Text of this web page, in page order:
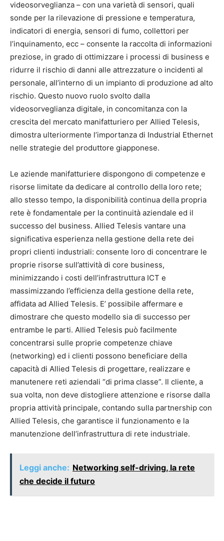
videosorveglianza – con una varietà di sensori, quali
sonde per la rilevazione di pressione e temperatura,
indicatori di energia, sensori di fumo, collettori per
l’inquinamento, ecc – consente la raccolta di informazioni
preziose, in grado di ottimizzare i processi di business e
ridurre il rischio di danni alle attrezzature o incidenti al
personale, all’interno di un impianto di produzione ad alto
rischio. Questo nuovo ruolo svolto dalla
videosorveglianza digitale, in concomitanza con la
crescita del mercato manifatturiero per Allied Telesis,
dimostra ulteriormente l’importanza di Industrial Ethernet
nelle strategie del produttore giapponese.
Le aziende manifatturiere dispongono di competenze e
risorse limitate da dedicare al controllo della loro rete;
allo stesso tempo, la disponibilità continua della propria
rete è fondamentale per la continuità aziendale ed il
successo del business. Allied Telesis vantare una
significativa esperienza nella gestione della rete dei
propri clienti industriali: consente loro di concentrare le
proprie risorse sull’attività di core business,
minimizzando i costi dell’infrastruttura ICT e
massimizzando l’efficienza della gestione della rete,
affidata ad Allied Telesis. E’ possibile affermare e
dimostrare che questo modello sia di successo per
entrambe le parti. Allied Telesis può facilmente
concentrarsi sulle proprie competenze chiave
(networking) ed i clienti possono beneficiare della
capacità di Allied Telesis di progettare, realizzare e
manutenere reti aziendali “di prima classe”. Il cliente, a
sua volta, non deve distogliere attenzione e risorse dalla
propria attività principale, contando sulla partnership con
Allied Telesis, che garantisce il funzionamento e la
manutenzione dell’infrastruttura di rete industriale.
Leggi anche: Networking self-driving, la rete
che decide il futuro